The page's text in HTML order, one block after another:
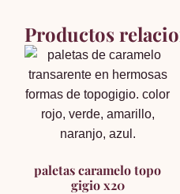
Productos
paletas caramelo topo
gigio x20